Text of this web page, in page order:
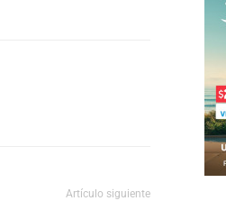
Artículo siguiente